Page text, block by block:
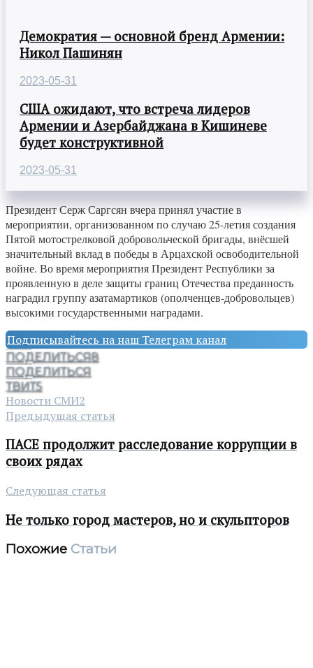
Демократия — основной бренд Армении:
Никол Пашинян
2023-05-31
США ожидают, что встреча лидеров
Армении и Азербайджана в Кишиневе
будет конструктивной
2023-05-31
Президент Серж Саргсян вчера принял участие в
мероприятии, организованном по случаю 25-летия создания
Пятой мотострелковой добровольческой бригады, внёсшей
значительный вклад в победы в Арцахской освободительной
войне. Во время мероприятия Президент Республики за
проявленную в деле защиты границ Отечества преданность
наградил группу азатамартиков (ополченцев-добровольцев)
высокими государственными наградами.
Подписывайтесь на наш Телеграм канал
ПОДЕЛИТЬСЯ8
ПОДЕЛИТЬСЯ
ТВИТ5
Новости СМИ2
Предыдущая статья
ПАСЕ продолжит расследование коррупции в
своих рядах
Следующая статья
Не только город мастеров, но и скульпторов
Похожие Статьи